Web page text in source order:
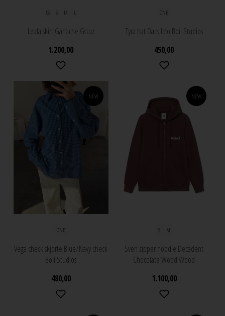
XS S M L
Leala skirt Ganache Gstuz
1.200,00
ONE
Tyra hat Dark Leo Boii Studios
450,00
NEW
ONE
Vega check skjorte Blue/Navy check
Boii Studios
480,00
NEW
S M
Sven zipper hoodie Decadent
Chocolate Wood Wood
1.100,00